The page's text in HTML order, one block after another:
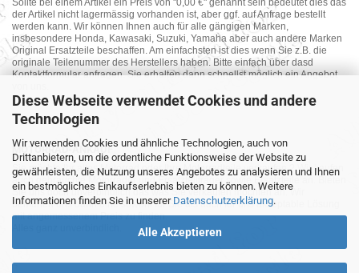
Diese Webseite verwendet Cookies und andere
Technologien
Wir verwenden Cookies und ähnliche Technologien, auch von
Drittanbietern, um die ordentliche Funktionsweise der Website zu
gewährleisten, die Nutzung unseres Angebotes zu analysieren und Ihnen
ein bestmögliches Einkaufserlebnis bieten zu können. Weitere
Informationen finden Sie in unserer Datenschutzerklärung.
Alle Akzeptieren
Sollte bei einem Artikel ein Preis von "0,00 €" genannt sein bedeutet dies das
der Artikel nicht lagermässig vorhanden ist, aber ggf. auf Anfrage bestellt
werden kann. Wir können Ihnen auch für alle gängigen Marken,
insbesondere Honda, Kawasaki, Suzuki, Yamaha aber auch andere Marken
Original Ersatzteile beschaffen. Am einfachsten ist dies wenn Sie z.B. die
originale Teilenummer des Herstellers haben. Bitte einfach über dasd
Kontaktformular anfragen. Sie erhalten dann schnellst möglich ein Angebot
MOTORRAD-ANKAUF
Sie möchte Ihr altes Motorrad oder Ihre Motorradteile verkaufen ? Wir kaufen
auch gebrauchte Motorräder und Ersatzteilträger sowie Ersatzteile an. Bieten
Sie uns doch unverbindlich das was Sie verkaufen möchten an. Wir
bemühen uns dann eine sowohl für Sie als auch für uns akzeptable Lösung
mit angemessenem Preis zu finden.